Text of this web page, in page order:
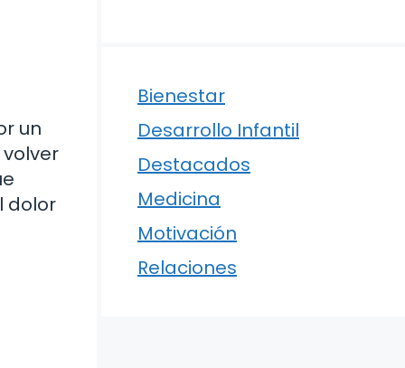
un
dolor
Bienestar
Desarrollo Infantil
Destacados
Medicina
Motivación
Relaciones